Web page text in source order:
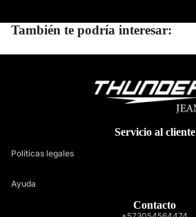
También te podría interesar:
Servicio al cliente
Políticas legales
Ayuda
Contacto